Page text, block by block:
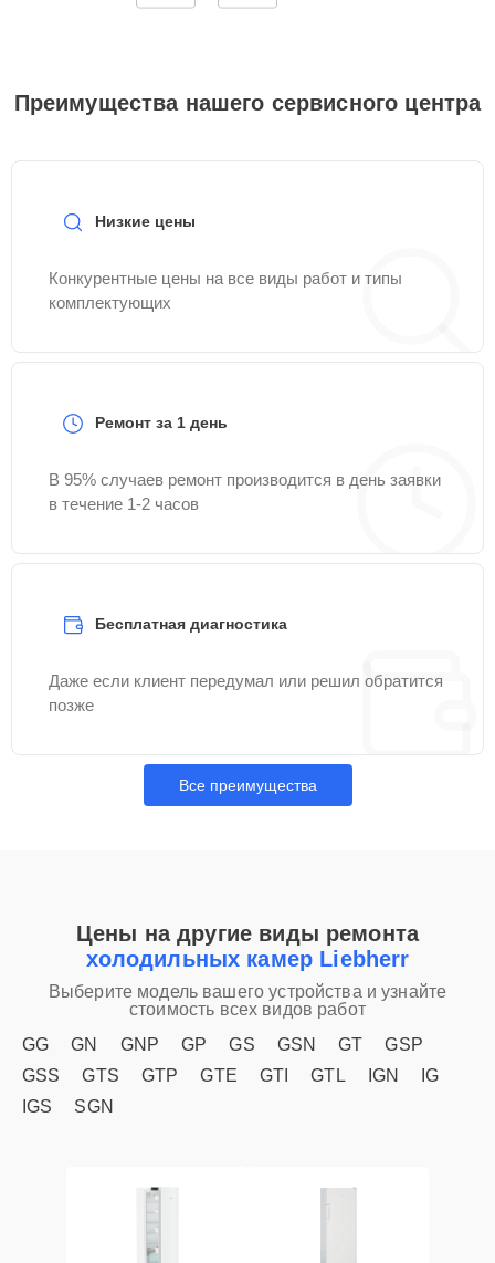
Преимущества нашего сервисного центра
Низкие цены
Конкурентные цены на все виды работ и типы
комплектующих
Ремонт за 1 день
В 95% случаев ремонт производится в день заявки
в течение 1-2 часов
Бесплатная диагностика
Даже если клиент передумал или решил обратится
позже
Все преимущества
Цены на другие виды ремонта
холодильных камер Liebherr
Выберите модель вашего устройства и узнайте
стоимость всех видов работ
GG
GN GNP GP GS GSN GT
GSP
GSS
GTS GTP GTE GTI GTL IGN
IG
IGS
SGN